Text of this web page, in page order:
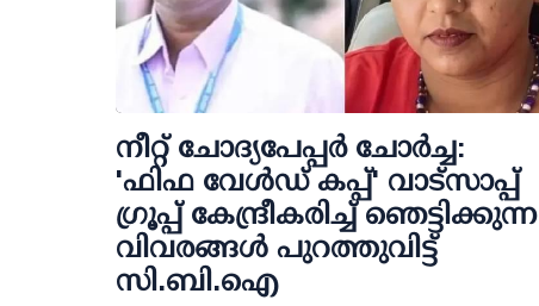
നീറ്റ് ചോദ്യപേപ്പര്‍ ചോര്‍ച്ച:
'ഫിഫ വേള്‍ഡ് കപ്പ്' വാട്സാപ്പ്
ഗ്രൂപ്പ് കേന്ദ്രീകരിച്ച് ഞെട്ടിക്കുന്ന
വിവരങ്ങള്‍ പുറത്തുവിട്ട്
സി.ബി.ഐ